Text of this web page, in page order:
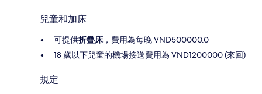
兒童和加床
可提供折疊床 ，費用為每晚 VND500000.0
18 歲以下兒童的機場接送費用為 VND1200000 (來回)
規定